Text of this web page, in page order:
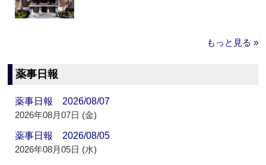
もっと見る »
薬事日報
薬事日報 2026/08/07
2026年08月07日 (金)
薬事日報 2026/08/05
2026年08月05日 (水)